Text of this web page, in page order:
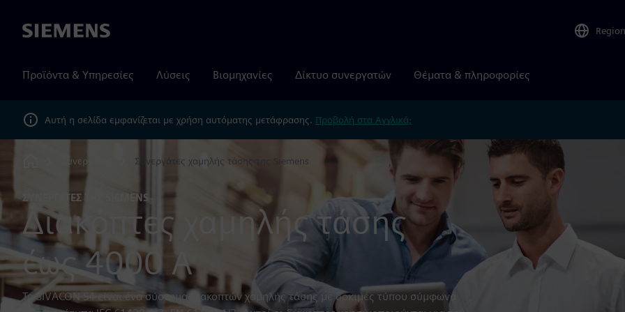
Siemens Region
Προϊόντα & Υπηρεσίες Λύσεις Βιομηχανίες Δίκτυο συνεργατών Θέματα & πληροφορίες
Αυτή η σελίδα εμφανίζεται με χρήση αυτόματης μετάφρασης. Προβολή στα Αγγλικά;
Συνεργάτες Συνεργάτες χαμηλής τάσης της Siemens
ΣΥΝΕΡΓΆΤΕΣ ΤΗΣ SIEMENS
Διακόπτες χαμηλής τάσης
έως 4000 A
Το SIVACON S4 είναι ένα σύστημα διακοπτών χαμηλής τάσης με δοκιμές τύπου σύμφωνα